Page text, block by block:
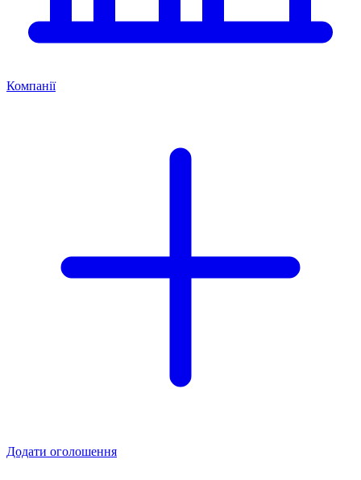
Компанії
Додати оголошення